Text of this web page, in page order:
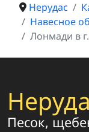
Нерудас
Навесное
Лонмади в
Песок,